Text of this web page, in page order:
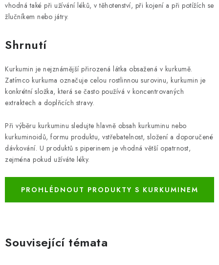
vhodná také při užívání léků, v těhotenství, při kojení a při potížích se
žlučníkem nebo játry.
Shrnutí
Kurkumin je nejznámější přirozená látka obsažená v kurkumě.
Zatímco kurkuma označuje celou rostlinnou surovinu, kurkumin je
konkrétní složka, která se často používá v koncentrovaných
extraktech a doplňcích stravy.
Při výběru kurkuminu sledujte hlavně obsah kurkuminu nebo
kurkuminoidů, formu produktu, vstřebatelnost, složení a doporučené
dávkování. U produktů s piperinem je vhodná větší opatrnost,
zejména pokud užíváte léky.
PROHLÉDNOUT PRODUKTY S KURKUMINEM
Související témata